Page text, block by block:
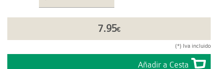
7.95€
(*) Iva incluido